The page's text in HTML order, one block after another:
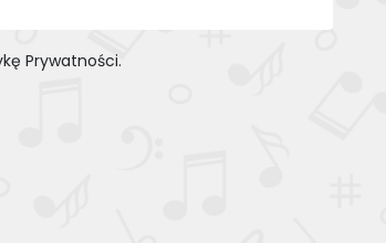
Prywatności.